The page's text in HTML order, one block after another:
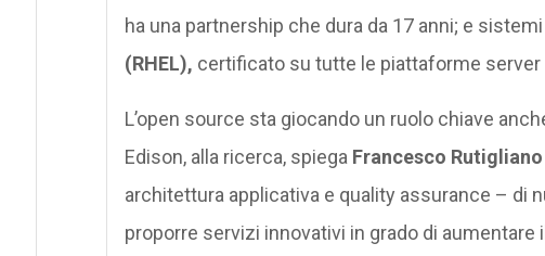
ha una partnership che dura da 17 anni; e
(RHEL), certificato su tutte le piattaforme server
L’open source sta giocando un ruolo chiave
Edison, alla ricerca, spiega Francesco Rutigliano
architettura applicativa e quality assurance – di
proporre servizi innovativi in grado di